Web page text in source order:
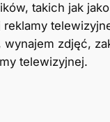
takich jak
zdjęć,
telewizyjnej.